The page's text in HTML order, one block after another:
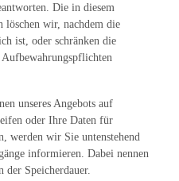
Die in diesem
löschen wir, nachdem die
ist, oder schränken die
unseres Angebots auf
oder Ihre Daten für
werden wir Sie untenstehend
informieren. Dabei nennen
Speicherdauer.